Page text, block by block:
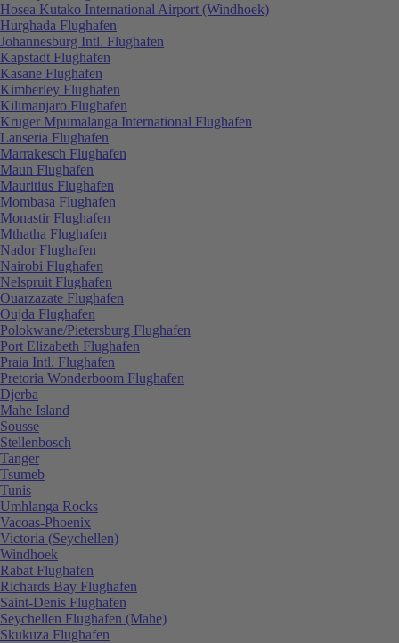
Hosea Kutako International Airport (Windhoek)
Hurghada Flughafen
Johannesburg Intl. Flughafen
Kapstadt Flughafen
Kasane Flughafen
Kimberley Flughafen
Kilimanjaro Flughafen
Kruger Mpumalanga International Flughafen
Lanseria Flughafen
Marrakesch Flughafen
Maun Flughafen
Mauritius Flughafen
Mombasa Flughafen
Monastir Flughafen
Mthatha Flughafen
Nador Flughafen
Nairobi Flughafen
Nelspruit Flughafen
Ouarzazate Flughafen
Oujda Flughafen
Polokwane/Pietersburg Flughafen
Port Elizabeth Flughafen
Praia Intl. Flughafen
Pretoria Wonderboom Flughafen
Djerba
Mahe Island
Sousse
Stellenbosch
Tanger
Tsumeb
Tunis
Umhlanga Rocks
Vacoas-Phoenix
Victoria (Seychellen)
Windhoek
Rabat Flughafen
Richards Bay Flughafen
Saint-Denis Flughafen
Seychellen Flughafen (Mahe)
Skukuza Flughafen